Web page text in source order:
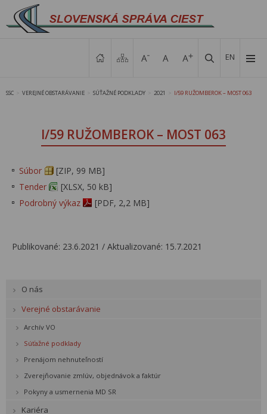
EN
SSC VEREJNÉ OBSTARÁVANIE SÚŤAŽNÉ PODKLADY 2021 I/59 RUŽOMBEROK – MOST 063
I/59 RUŽOMBEROK – MOST 063
Súbor
[ZIP, 99 MB]
Tender
[XLSX, 50 kB]
Podrobný výkaz
[PDF, 2,2 MB]
Publikované: 23.6.2021 / Aktualizované: 15.7.2021
O nás
Verejné obstarávanie
Archív VO
Súťažné podklady
Prenájom nehnuteľností
Zverejňovanie zmlúv, objednávok a faktúr
Pokyny a usmernenia MD SR
Kariéra